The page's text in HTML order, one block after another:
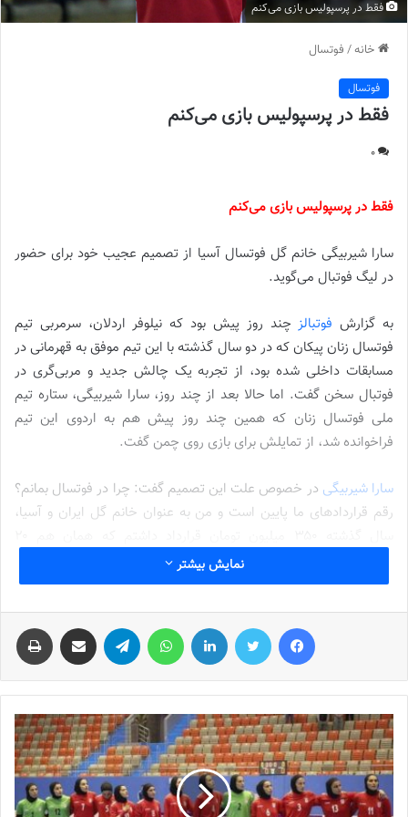
فقط در پرسپولیس بازی می‌کنم
خانه/ فوتسال
فوتسال
فقط در پرسپولیس بازی می‌کنم
0
فقط در پرسپولیس بازی می‌کنم
سارا شیربیگی خانم گل فوتسال آسیا از تصمیم عجیب خود برای حضور
در لیگ فوتبال می‌گوید.
به گزارش فوتبالز چند روز پیش بود که نیلوفر اردلان، سرمربی تیم
فوتسال زنان پیکان که در دو سال گذشته با این تیم موفق به قهرمانی در
مسابقات داخلی شده بود، از تجربه یک چالش جدید و مربی‌گری در
فوتبال سخن گفت. اما حالا بعد از چند روز، سارا شیربیگی، ستاره تیم
ملی فوتسال زنان که همین چند روز پیش هم به اردوی این تیم
فراخوانده شد، از تمایلش برای بازی روی چمن گفت.
سارا شیربیگی در خصوص علت این تصمیم گفت: چرا در فوتسال بمانم؟
رقم قراردادهای ما پایین است و من به عنوان خانم گل ایران و آسیا،
درصدش پرداخت نشده. در طی این سال‌هایی که من در فوتسال بودم
هیچکس ما را ندید، یکی دو سالی است که رسانه شما فوتسال زنان را به
طور جدی‌تری پوشش می‌دهد، قبل از این هیچکس ما را نمی‌دید.
او ادامه داد: در فوتبال، بازیکنان درجه دو و درجه سه ۳۵۰ تومن دریافت
می‌کنند و اتفاقا کار درست را آن‌ها انجام می‌دهند، نوش جانشان. من
هم پیشنهاد از تیم‌های فوتبال دارم و فکر می‌کنم کار عاقلانه این است
که از فوتسال کنار بروم.
نوشته های مشابه
نمایش بیشتر